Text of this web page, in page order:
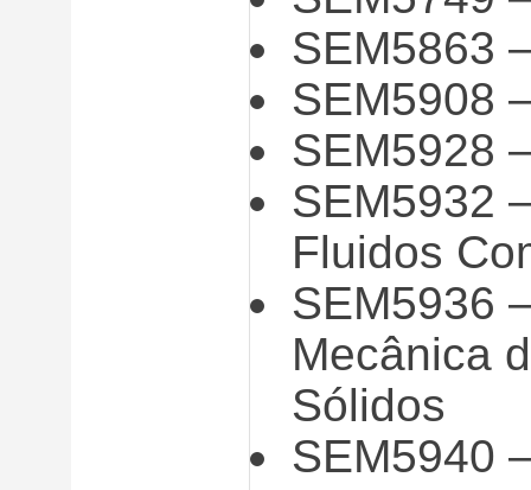
SEM5863
SEM5908
SEM5928
SEM5932
Fluidos
SEM5936
Mecânica
Sólidos
SEM5940